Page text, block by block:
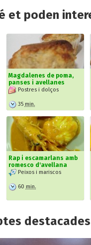
et poden
Magdalenes de poma,
panses i avellanes
Postres i dolços
35 min.
Rap i escamarlans amb
romesco d'avellana
Peixos i mariscos
60 min.